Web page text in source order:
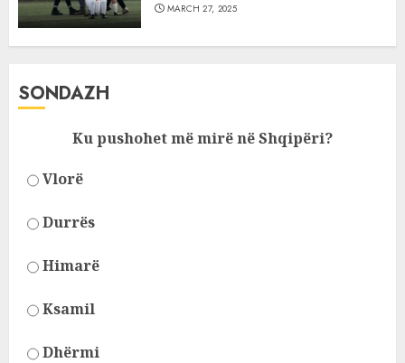
MARCH 27, 2025
SONDAZH
Ku pushohet më mirë në Shqipëri?
Vlorë
Durrës
Himarë
Ksamil
Dhërmi